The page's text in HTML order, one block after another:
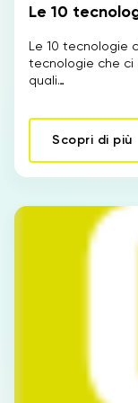
Le 10
Le 10 tecnologie
tecnologie che ci
quali…
Scopri di più